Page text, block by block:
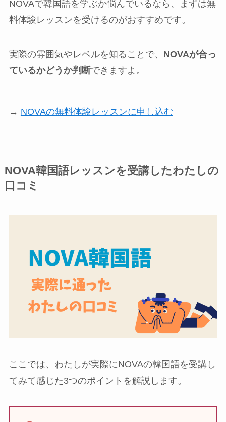
NOVAで韓国語を学ぶか悩んでいるなら、まずは無
料体験レッスンを受けるのがおすすめです。
実際の雰囲気やレベルを知ることで、 NOVAが合っ
ているかどうか判断できますよ。
→ NOVAの無料体験レッスンに申し込む
NOVA韓国語レッスンを受講したわたしの
口コミ
ここでは、わたしが実際にNOVAの韓国語を受講し
てみて感じた3つのポイントを解説します。